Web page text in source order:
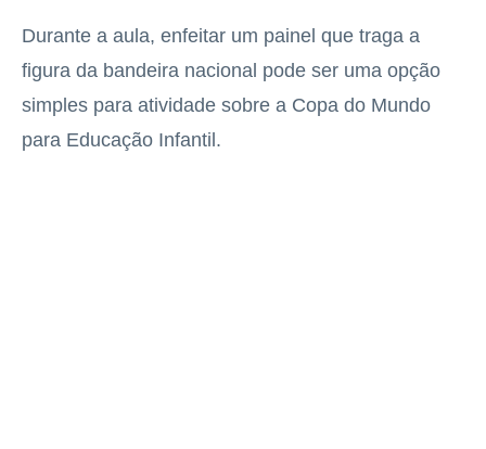
Durante a aula, enfeitar um painel que traga a
figura da bandeira nacional pode ser uma opção
simples para atividade sobre a Copa do Mundo
para Educação Infantil.